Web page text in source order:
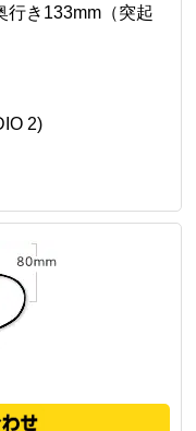
行き133mm（突起
2)